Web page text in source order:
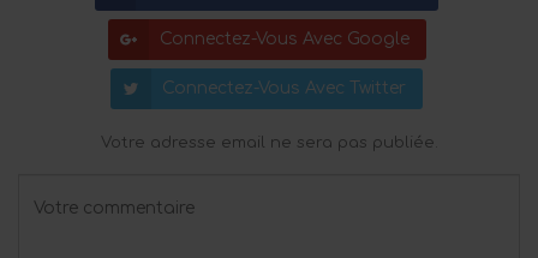
Connectez-Vous Avec Google
Connectez-Vous Avec Twitter
Votre adresse email ne sera pas publiée.